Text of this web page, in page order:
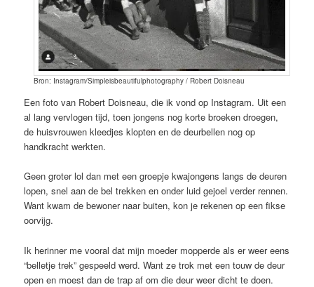
Bron: Instagram/Simpleisbeautifulphotography / Robert Doisneau
Een foto van Robert Doisneau, die ik vond op Instagram. Uit een
al lang vervlogen tijd, toen jongens nog korte broeken droegen,
de huisvrouwen kleedjes klopten en de deurbellen nog op
handkracht werkten.
Geen groter lol dan met een groepje kwajongens langs de deuren
lopen, snel aan de bel trekken en onder luid gejoel verder rennen.
Want kwam de bewoner naar buiten, kon je rekenen op een fikse
oorvijg.
Ik herinner me vooral dat mijn moeder mopperde als er weer eens
“belletje trek” gespeeld werd. Want ze trok met een touw de deur
open en moest dan de trap af om die deur weer dicht te doen.